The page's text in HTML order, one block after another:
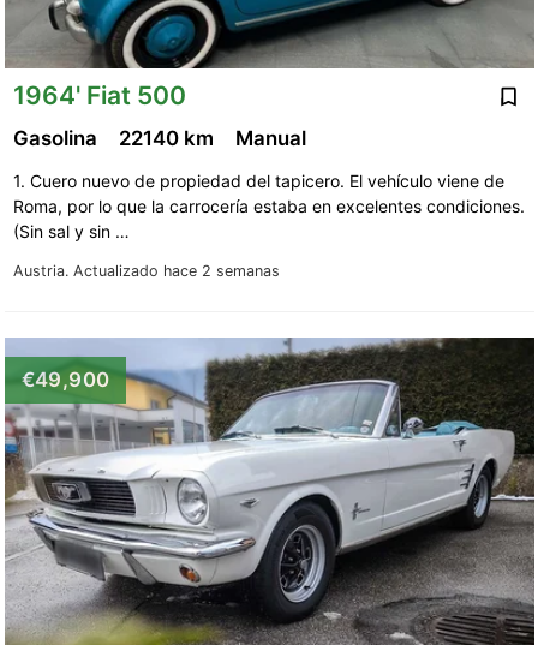
1964' Fiat 500
Austria. Actualizado hace 2 semanas
Gasolina 22140 km Manual
1. Cuero nuevo de propiedad del tapicero. El vehículo viene de
Roma, por lo que la carrocería estaba en excelentes condiciones.
(Sin sal y sin …
€49,900